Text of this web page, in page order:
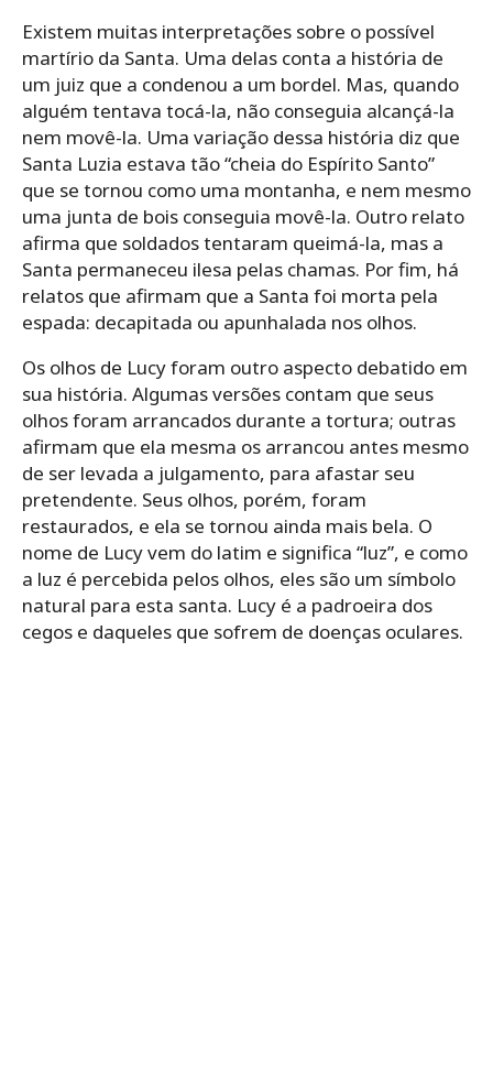
Existem muitas interpretações sobre o possível
martírio da Santa. Uma delas conta a história de
um juiz que a condenou a um bordel. Mas, quando
alguém tentava tocá-la, não conseguia alcançá-la
nem movê-la. Uma variação dessa história diz que
Santa Luzia estava tão “cheia do Espírito Santo”
que se tornou como uma montanha, e nem mesmo
uma junta de bois conseguia movê-la. Outro relato
afirma que soldados tentaram queimá-la, mas a
Santa permaneceu ilesa pelas chamas. Por fim, há
relatos que afirmam que a Santa foi morta pela
espada: decapitada ou apunhalada nos olhos.
Os olhos de Lucy foram outro aspecto debatido em
sua história. Algumas versões contam que seus
olhos foram arrancados durante a tortura; outras
afirmam que ela mesma os arrancou antes mesmo
de ser levada a julgamento, para afastar seu
pretendente. Seus olhos, porém, foram
restaurados, e ela se tornou ainda mais bela. O
nome de Lucy vem do latim e significa “luz”, e como
a luz é percebida pelos olhos, eles são um símbolo
natural para esta santa. Lucy é a padroeira dos
cegos e daqueles que sofrem de doenças oculares.